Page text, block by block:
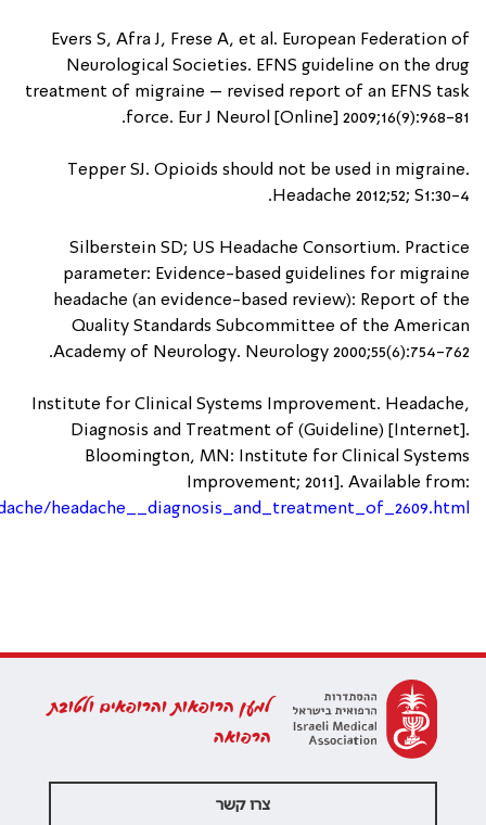
Evers S, Afra J, Frese A, et al. European Federation of
Neurological Societies. EFNS guideline on the drug
treatment of migraine – revised report of an EFNS task
force. Eur J Neurol [Online] 2009;16(9):968-81.
Tepper SJ. Opioids should not be used in migraine.
Headache 2012;52; S1:30-4.
Silberstein SD; US Headache Consortium. Practice
parameter: Evidence-based guidelines for migraine
headache (an evidence-based review): Report of the
Quality Standards Subcommittee of the American
Academy of Neurology. Neurology 2000;55(6):754-762.
Institute for Clinical Systems Improvement. Headache,
Diagnosis and Treatment of (Guideline) [Internet].
Bloomington, MN: Institute for Clinical Systems
Improvement; 2011]. Available from:
headache__diagnosis_and_treatment_of_2609.html
למען הרופאות והרופאים ולטובת
הרפואה
צרו קשר